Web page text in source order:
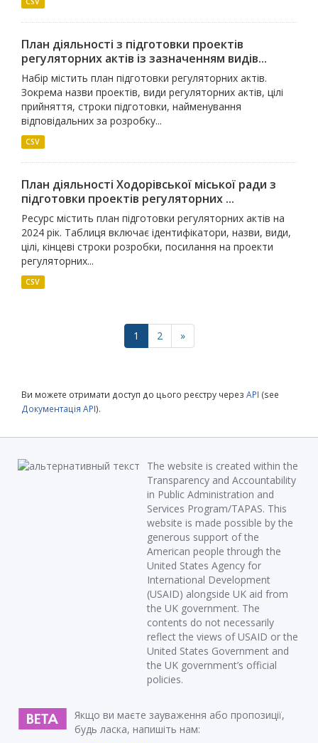
План діяльності з підготовки проектів
регуляторних актів із зазначенням видів...
Набір містить план підготовки регуляторних актів.
Зокрема назви проектів, види регуляторних актів, цілі
прийняття, строки підготовки, найменування
відповідальних за розробку...
CSV
План діяльності Ходорівської міської ради з
підготовки проектів регуляторних ...
Ресурс містить план підготовки регуляторних актів на
2024 рік. Таблиця включає ідентифікатори, назви, види,
цілі, кінцеві строки розробки, посилання на проекти
регуляторних...
CSV
1 2 »
Ви можете отримати доступ до цього реєстру через API (see
Документація API).
The website is created within the
Transparency and Accountability
in Public Administration and
Services Program/TAPAS. This
website is made possible by the
generous support of the
American people through the
United States Agency for
International Development
(USAID) alongside UK aid from
the UK government. The
contents do not necessarily
reflect the views of USAID or the
United States Government and
the UK government’s official
policies.
Якщо ви маєте зауваження або пропозиції,
будь ласка, напишіть нам: